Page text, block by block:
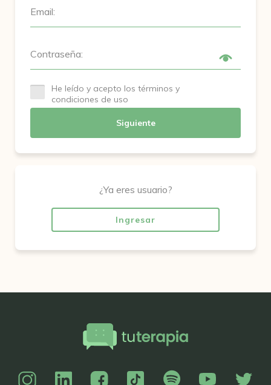
Email:
Contraseña:
He leído y acepto los términos y
condiciones de uso
Siguiente
¿Ya eres usuario?
Ingresar